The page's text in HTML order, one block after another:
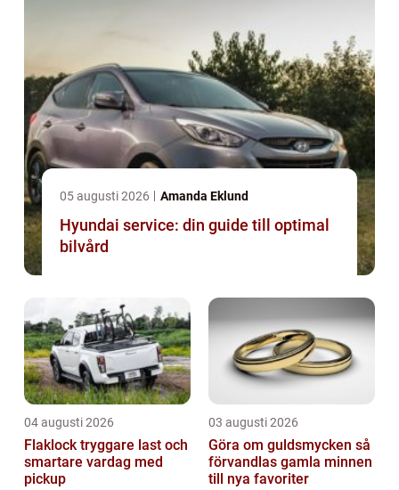
05 augusti 2026 Amanda Eklund
Hyundai service: din guide till optimal
bilvård
04 augusti 2026
Flaklock tryggare last och
smartare vardag med
pickup
03 augusti 2026
Göra om guldsmycken så
förvandlas gamla minnen
till nya favoriter